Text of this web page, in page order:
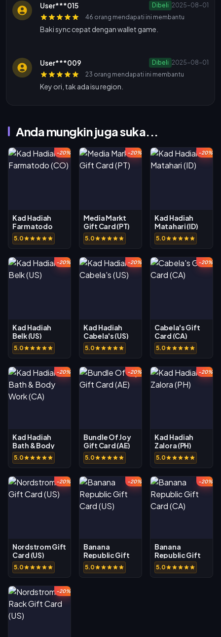
User***015 Dibeli 2025-08-01
46 orang mendapati ini membantu
Baki sync cepat dengan wallet game.
User***009 Dibeli 2025-08-01
23 orang mendapati ini membantu
Key ori, tak ada isu region.
Anda mungkin juga suka...
-20%
Kad Hadiah
Farmatodo
(CO)
5.0
-20%
Media Markt
Gift Card (PT)
5.0
-20%
Kad Hadiah
Matahari (ID)
5.0
-20%
Kad Hadiah
Belk (US)
5.0
-20%
Kad Hadiah
Cabela's (US)
5.0
-20%
Cabela's Gift
Card (CA)
5.0
-20%
Kad Hadiah
Bath & Body
Work (CA)
5.0
-20%
Bundle Of Joy
Gift Card (AE)
5.0
-20%
Kad Hadiah
Zalora (PH)
5.0
-20%
Nordstrom Gift
Card (US)
5.0
-20%
Banana
Republic Gift
Card (US)
5.0
-20%
Banana
Republic Gift
Card (CA)
5.0
-20%